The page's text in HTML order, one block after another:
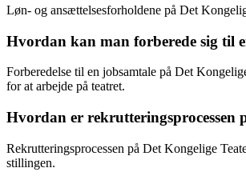
Løn- og ansættelsesforholdene på Det
Hvordan kan man forberede sig til
Forberedelse til en jobsamtale på Det
for at arbejde på teatret.
Hvordan er rekrutteringsprocessen
Rekrutteringsprocessen på Det Kongelige
stillingen.